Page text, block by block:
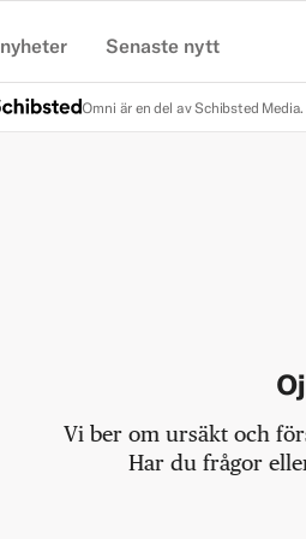
Senaste nytt
Omni är en del av Schibsted Media.
Vi ber om ursäkt och
Har du frågor